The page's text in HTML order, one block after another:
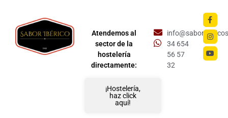
Atendemos al
sector de la
hostelería
directamente:
¡Hostelería,
haz click
aquí!
34 654
56 57
32